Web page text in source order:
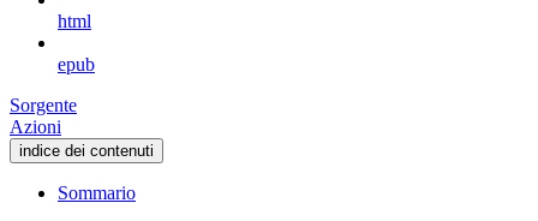
html
epub
Sorgente
Azioni
indice dei contenuti
Sommario